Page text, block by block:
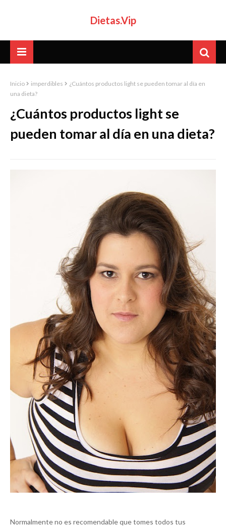
Dietas.Vip
Inicio imperdibles
¿Cuántos productos light se pueden tomar al día en
una dieta?
¿Cuántos productos light se
pueden tomar al día en una dieta?
Normalmente no es recomendable que tomes todos tus